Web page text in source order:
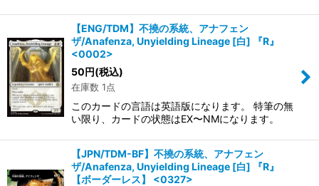
【ENG/TDM】不撓の系統、アナフェン
ザ/Anafenza, Unyielding Lineage [白] 『R』
<0002>
50円(税込)
在庫数 1点
このカードの言語は英語版になります。 特筆の無
い限り、カードの状態はEX〜NMになります。
【JPN/TDM-BF】不撓の系統、アナフェン
ザ/Anafenza, Unyielding Lineage [白] 『R』
【ボーダーレス】 <0327>